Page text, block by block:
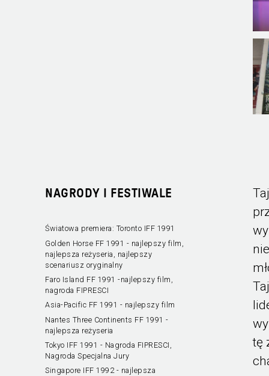
NAGRODY I FESTIWALE
Światowa premiera: Toronto IFF 1991
Golden Horse FF 1991 - najlepszy film,
najlepsza reżyseria, najlepszy
scenariusz oryginalny
Faro Island FF 1991 -najlepszy film,
nagroda FIPRESCI
Asia-Pacific FF 1991 - najlepszy film
Nantes Three Continents FF 1991 -
najlepsza reżyseria
Tokyo IFF 1991 - Nagroda FIPRESCI,
Nagroda Specjalna Jury
Singapore IFF 1992 - najlepsza
tę